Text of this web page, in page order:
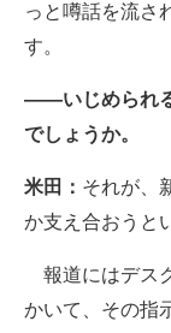
っと噂話を流さ
す。
――いじめられ
でしょうか。
米田： それが、
か支え合おうと
報道にはデス
かいて、その指